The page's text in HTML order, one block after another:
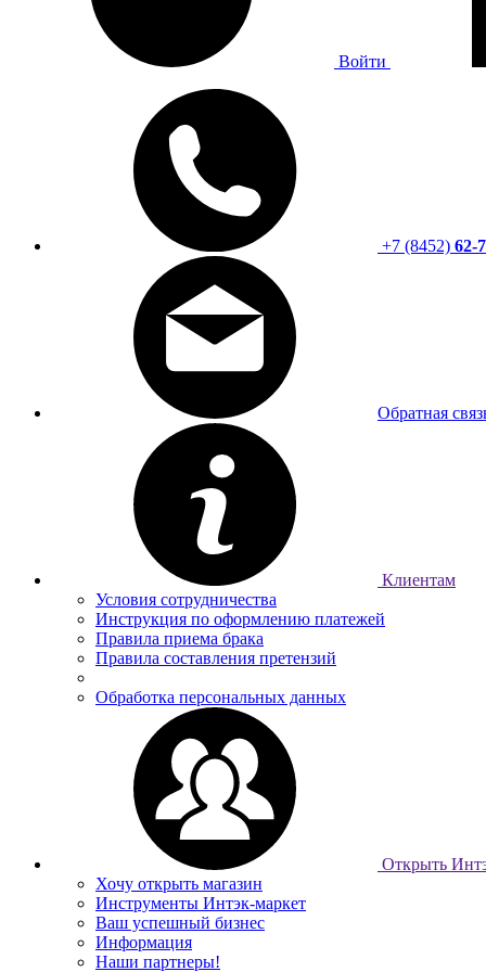
Войти
+7 (8452) 62-
Обратная
Клиентам
Условия сотрудничества
Инструкция по оформлению платежей
Правила приема брака
Правила составления претензий
Обработка персональных данных
Открыть
Хочу открыть магазин
Инструменты Интэк-маркет
Ваш успешный бизнес
Информация
Наши партнеры!